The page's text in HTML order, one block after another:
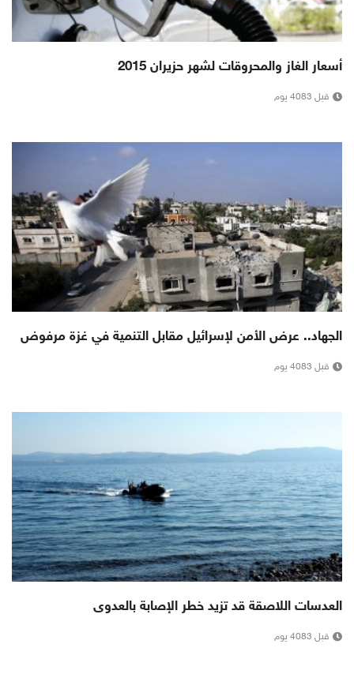
أسعار الغاز والمحروقات لشهر حزيران 2015
قبل 4083 يوم
الجهاد.. عرض الأمن لإسرائيل مقابل التنمية في غزة مرفوض
قبل 4083 يوم
العدسات اللاصقة قد تزيد خطر الإصابة بالعدوى
قبل 4083 يوم